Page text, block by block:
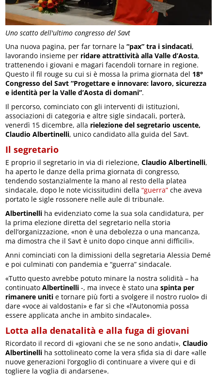
Uno scatto dell'ultimo congresso del Savt
Una nuova pagina, per far tornare la“pax” tra i sindacati,
lavorando insieme per ridare attrattività alla Valle d’Aosta,
trattenendo i giovani e magari facendoli tornare in regione.
Questo il fil rouge su cui si è mossa la prima giornata del 18°
Congresso del Savt “Progettare e innovare: lavoro, sicurezza
e identità per la Valle d’Aosta di domani”.
Il percorso, cominciato con gli interventi di istituzioni,
associazioni di categoria e altre sigle sindacali, porterà,
venerdì 15 dicembre, alla rielezione del segretario uscente,
Claudio Albertinelli, unico candidato alla guida del Savt.
Il segretario
E proprio il segretario in via di rielezione,Claudio Albertinelli,
ha aperto le danze della prima giornata di congresso,
tendendo sostanzialmente la mano al resto della platea
sindacale, dopo le note vicissitudini della“guerra” che aveva
portato le sigle rossonere nelle aule di tribunale.
Albertinelli ha evidenziato come la sua sola candidatura, per
la prima elezione diretta del segretario nella storia
dell’organizzazione, «non è una debolezza o una mancanza,
ma dimostra che il Savt è unito dopo cinque anni difficili».
Anni cominciati con la dimissioni della segretaria Alessia Demé
e poi culminati con pandemia e “guerra” sindacale.
«Tutto questo avrebbe potuto minare la nostra solidità – ha
continuatoAlbertinelli -, ma invece è stato unaspinta per
rimanere unitie tornare più forti a svolgere il nostro ruolo» di
dare «voce ai valdostani» e far sì che «l’Autonomia possa
essere applicata anche in ambito sindacale».
Lotta alla denatalità e alla fuga di giovani
Ricordato il record di «giovani che se ne sono andati»,Claudio
Albertinelli ha sottolineato come la vera sfida sia di dare «alle
nuove generazioni l’orgoglio di continuare a vivere qui e di
togliere la voglia di andarsene».